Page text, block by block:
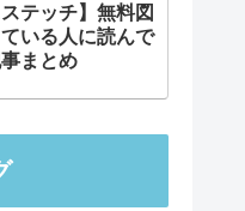
ステッチ】無料図
いる人に読んで
まとめ